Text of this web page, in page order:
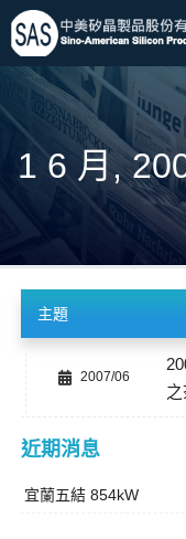
1 6 月,
主題
2007/06
近期消息
宜蘭五結 854kW